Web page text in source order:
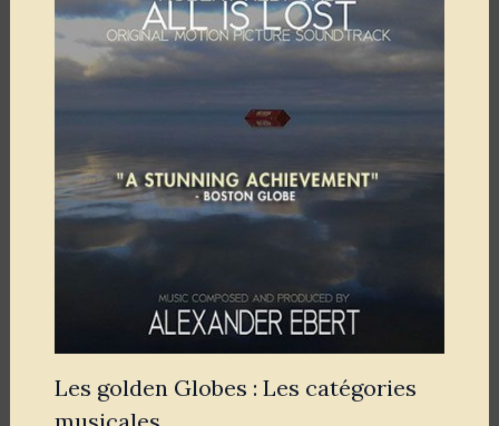
Les golden Globes : Les catégories